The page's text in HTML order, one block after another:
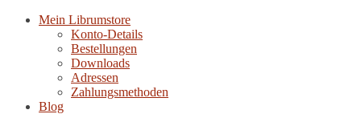
Navigation
Zum
Mein Librumstore
Konto-Details
Bestellungen
Downloads
Adressen
Zahlungsmethoden
Blog